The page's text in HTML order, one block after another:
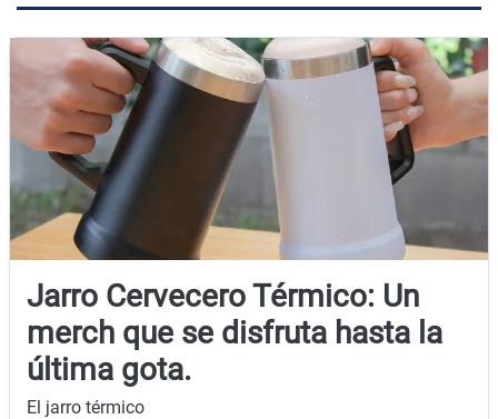
Jarro Cervecero Térmico: Un
merch que se disfruta hasta la
última gota.
El jarro térmico